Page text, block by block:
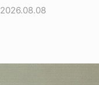
2026.08.08